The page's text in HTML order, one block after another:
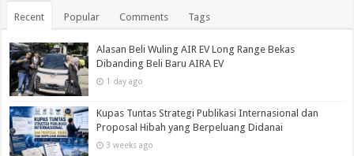
Recent Popular Comments Tags
Alasan Beli Wuling AIR EV Long Range Bekas
Dibanding Beli Baru AIRA EV
1 day ago
Kupas Tuntas Strategi Publikasi Internasional dan
Proposal Hibah yang Berpeluang Didanai
3 weeks ago